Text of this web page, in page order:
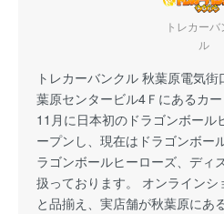
トレカーバ
ル
トレカーバンクル 秋葉原電気
葉原センタービル4Ｆにあるカ
11月に日本初のドラゴンボール
ープンし、現在はドラゴンボー
ラゴンボールヒーローズ、ディ
扱っております。 オンライン
と品揃え、実店舗が秋葉原にあ